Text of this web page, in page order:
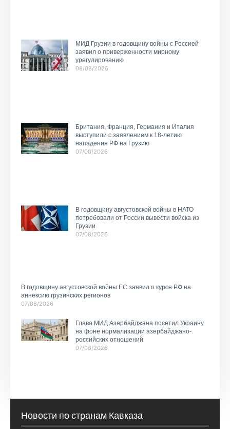
МИД Грузии в годовщину войны с Россией
заявил о приверженности мирному
урегулированию
08/08/2026
Британия, Франция, Германия и Италия
выступили с заявлением к 18-летию
нападения РФ на Грузию
07/08/2026
В годовщину августовской войны в НАТО
потребовали от России вывести войска из
Грузии
07/08/2026
В годовщину августовской войны ЕС заявил о курсе РФ на
аннексию грузинских регионов
07/08/2026
Глава МИД Азербайджана посетил Украину
на фоне нормализации азербайджано-
российских отношений
07/08/2026
Новости по странам Кавказа